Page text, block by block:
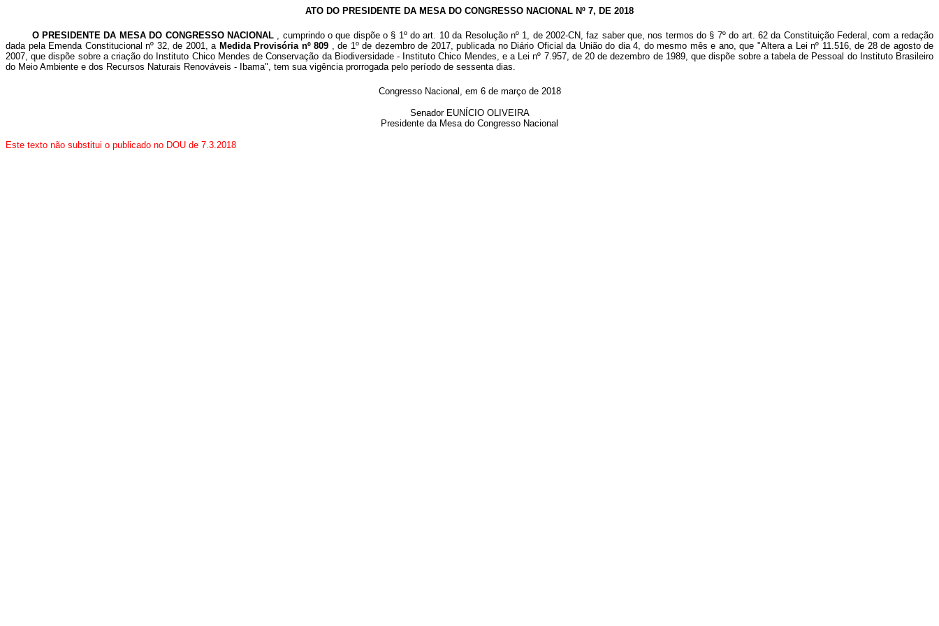
ATO DO PRESIDENTE DA MESA DO CONGRESSO NACIONAL Nº 7, DE 2018
O PRESIDENTE DA MESA DO CONGRESSO NACIONAL , cumprindo o que dispõe o § 1º do art. 10 da Resolução nº 1, de 2002-CN, faz saber que, nos termos do § 7º do art. 62 da Constituição Federal, com a redação
dada pela Emenda Constitucional nº 32, de 2001, a Medida Provisória nº 809 , de 1º de dezembro de 2017, publicada no Diário Oficial da União do dia 4, do mesmo mês e ano, que "Altera a Lei nº 11.516, de 28 de agosto de
2007, que dispõe sobre a criação do Instituto Chico Mendes de Conservação da Biodiversidade - Instituto Chico Mendes, e a Lei nº 7.957, de 20 de dezembro de 1989, que dispõe sobre a tabela de Pessoal do Instituto Brasileiro
do Meio Ambiente e dos Recursos Naturais Renováveis - Ibama", tem sua vigência prorrogada pelo período de sessenta dias.
Congresso Nacional, em 6 de março de 2018
Senador EUNÍCIO OLIVEIRA
Presidente da Mesa do Congresso Nacional
Este texto não substitui o publicado no DOU de 7.3.2018